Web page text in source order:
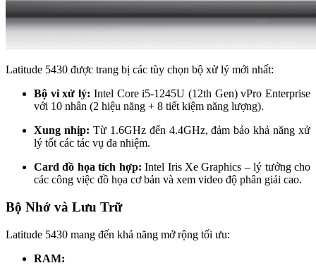
Latitude 5430 được trang bị các tùy chọn bộ xử lý mới nhất:
Bộ vi xử lý: Intel Core i5-1245U (12th Gen) vPro Enterprise
với 10 nhân (2 hiệu năng + 8 tiết kiệm năng lượng).
Xung nhịp: Từ 1.6GHz đến 4.4GHz, đảm bảo khả năng xử
lý tốt các tác vụ đa nhiệm.
Card đồ họa tích hợp: Intel Iris Xe Graphics – lý tưởng cho
các công việc đồ họa cơ bản và xem video độ phân giải cao.
Bộ Nhớ và Lưu Trữ
Latitude 5430 mang đến khả năng mở rộng tối ưu:
RAM: